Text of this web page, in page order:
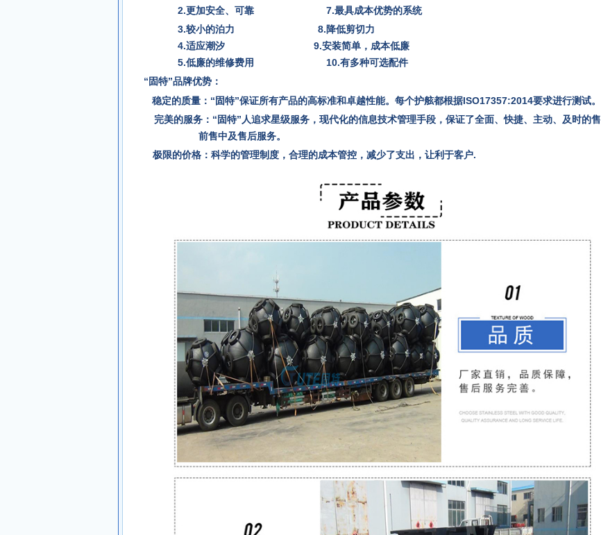
2.更加安全、可靠 7.最具成本优势的系统
3.较小的泊力 8.降低剪切力
4.适应潮汐 9.安装简单，成本低廉
5.低廉的维修费用 10.有多种可选配件
“固特”品牌优势：
稳定的质量：“固特”保证所有产品的高标准和卓越性能。每个护舷都根据ISO17357:2014要求进行测试。
完美的服务：“固特”人追求星级服务，现代化的信息技术管理手段，保证了全面、快捷、主动、及时的售
前售中及售后服务。
极限的价格：科学的管理制度，合理的成本管控，减少了支出，让利于客户.